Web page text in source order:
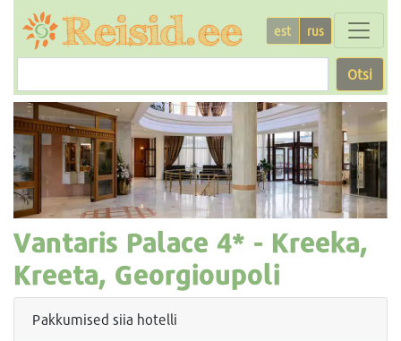
est rus
Otsi
Vantaris Palace 4* - Kreeka,
Kreeta, Georgioupoli
Pakkumised siia hotelli